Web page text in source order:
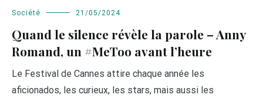
Société 21/05/2024
Quand le silence révèle la parole – Anny
Romand, un #MeToo avant l’heure
Le Festival de Cannes attire chaque année les
aficionados, les curieux, les stars, mais aussi les